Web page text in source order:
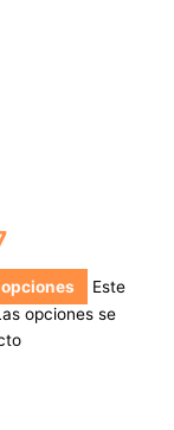
Este
opciones se